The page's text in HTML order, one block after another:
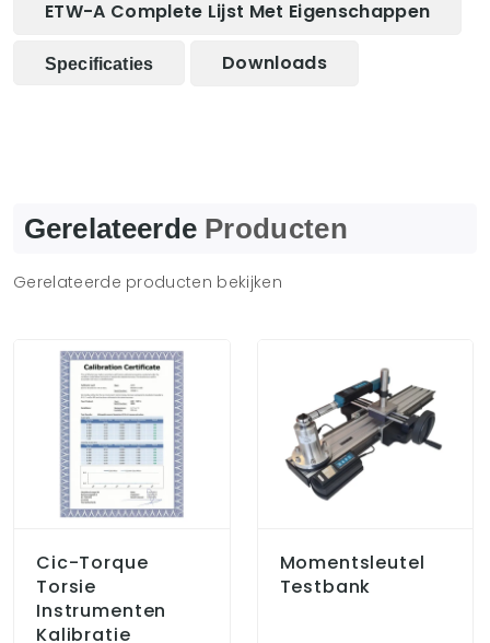
ETW-A Complete Lijst Met Eigenschappen
Specificaties Downloads
Gerelateerde Producten
Gerelateerde producten bekijken
Cic-Torque
Torsie
Instrumenten
Kalibratie
Momentsleutel
Testbank